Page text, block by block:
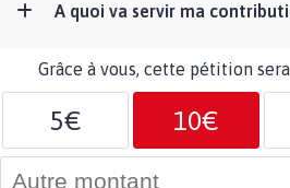
A quoi va servir ma
Grâce à vous, cette pétition sera
5€ 10€